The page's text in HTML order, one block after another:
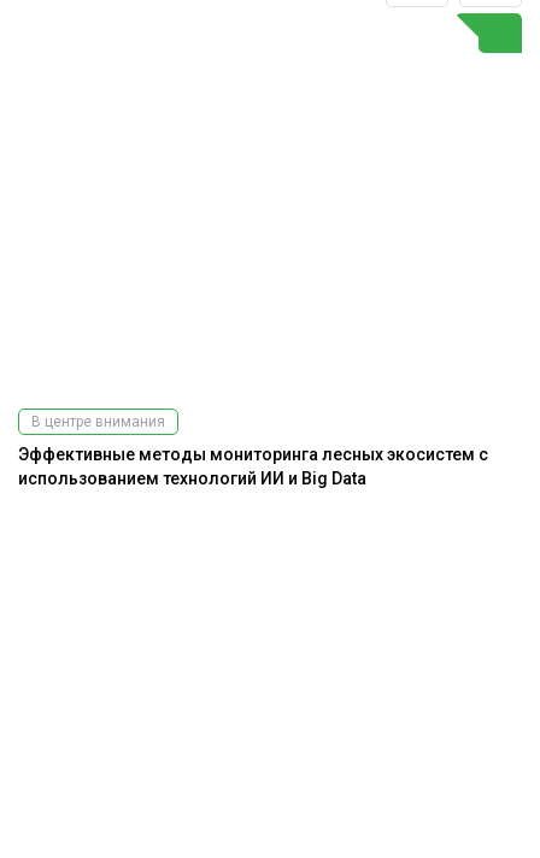
В центре внимания
Эффективные методы мониторинга лесных экосистем с
использованием технологий ИИ и Big Data